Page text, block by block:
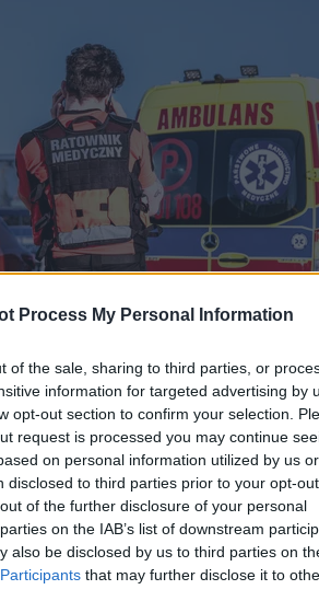
Process My Personal Information
of the sale, sharing to third parties, or
information for targeted advertising by
opt-out section to confirm your selection.
request is processed you may continue
on personal information utilized by us or
disclosed to third parties prior to your opt-
of the further disclosure of your personal
on the IAB’s list of downstream
also be disclosed by us to third parties on
that may further disclose it to
ze zbiornika ppoż. w
Szczecinie dwóch chłopców w wieku 9 i
przeciwpożarowego na terenie SP 18.
przechodnie, a strażacy i ratownicy
chłopcom czynności życiowe. Policja
pod nadzorem prokuratury.